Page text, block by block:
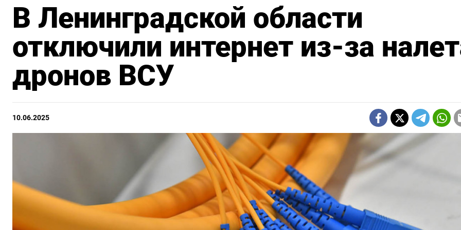
В Ленинградской области
отключили интернет из-за
дронов ВСУ
10.06.2025